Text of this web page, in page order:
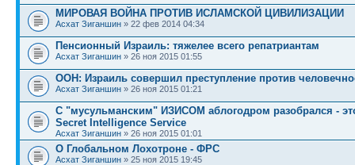
МИРОВАЯ ВОЙНА ПРОТИВ ИСЛАМСКОЙ ЦИВИЛИЗАЦИИ
Асхат Зиганшин » 22 фев 2014 04:34
Пенсионный Израиль: тяжелее всего репатриантам
Асхат Зиганшин » 26 ноя 2015 01:55
ООН: Израиль совершил преступление против
Асхат Зиганшин » 26 ноя 2015 01:21
С "мусульманским" ИЗИСОМ аблогодром разобрался -
Secret Intelligence Service
Асхат Зиганшин » 26 ноя 2015 01:01
О Глобальном Лохотроне - ФРС
Асхат Зиганшин » 25 ноя 2015 19:45